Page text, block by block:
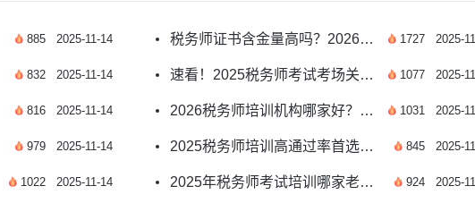
885 2025-11-14
832 2025-11-14
816 2025-11-14
979 2025-11-14
1022 2025-11-14
税务师证书含金量高吗？2026年权威职业发展解析 1727 2025-
速看！2025税务师考试考场关键细节全攻略 1077 2025-
2026税务师培训机构哪家好？斯尔教育权威指南 1031 2025-
2025税务师培训高通过率首选机构详解 845 2025-
2025年税务师考试培训哪家老师好？斯尔教育权威解析 924 2025-